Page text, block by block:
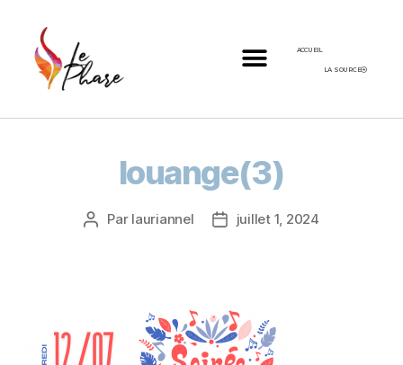
ACCUEIL
LA SOURCE
louange(3)
Par lauriannel juillet 1, 2024